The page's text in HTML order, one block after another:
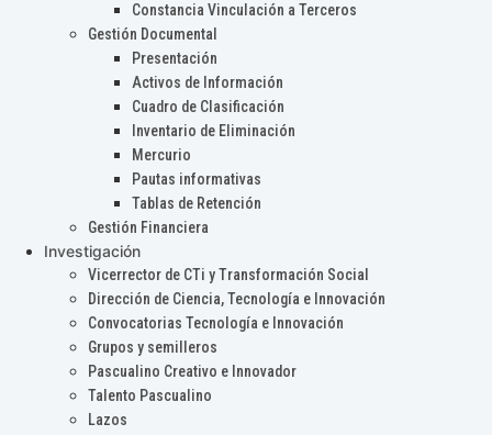
Constancia Vinculación a Terceros
Gestión Documental
Presentación
Activos de Información
Cuadro de Clasificación
Inventario de Eliminación
Mercurio
Pautas informativas
Tablas de Retención
Gestión Financiera
Investigación
Vicerrector de CTi y Transformación Social
Dirección de Ciencia, Tecnología e Innovación
Convocatorias Tecnología e Innovación
Grupos y semilleros
Pascualino Creativo e Innovador
Talento Pascualino
Lazos